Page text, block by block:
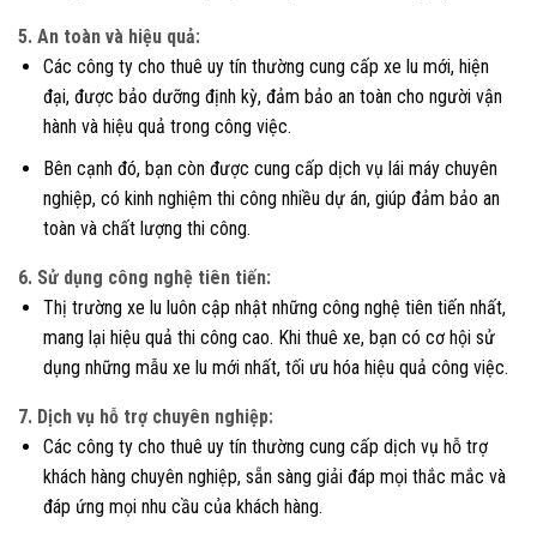
5. An toàn và hiệu quả:
Các công ty cho thuê uy tín thường cung cấp xe lu mới, hiện
đại, được bảo dưỡng định kỳ, đảm bảo an toàn cho người vận
hành và hiệu quả trong công việc.
Bên cạnh đó, bạn còn được cung cấp dịch vụ lái máy chuyên
nghiệp, có kinh nghiệm thi công nhiều dự án, giúp đảm bảo an
toàn và chất lượng thi công.
6. Sử dụng công nghệ tiên tiến:
Thị trường xe lu luôn cập nhật những công nghệ tiên tiến nhất,
mang lại hiệu quả thi công cao. Khi thuê xe, bạn có cơ hội sử
dụng những mẫu xe lu mới nhất, tối ưu hóa hiệu quả công việc.
7. Dịch vụ hỗ trợ chuyên nghiệp:
Các công ty cho thuê uy tín thường cung cấp dịch vụ hỗ trợ
khách hàng chuyên nghiệp, sẵn sàng giải đáp mọi thắc mắc và
đáp ứng mọi nhu cầu của khách hàng.